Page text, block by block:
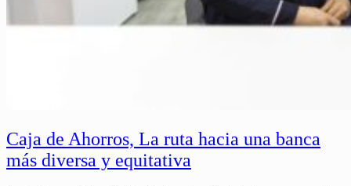
Caja de Ahorros, La ruta hacia una banca
más diversa y equitativa